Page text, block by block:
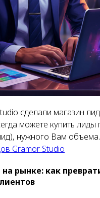
сделали магазин
можете купить лиды
нужного Вам
Gramor Studio
рынке: как